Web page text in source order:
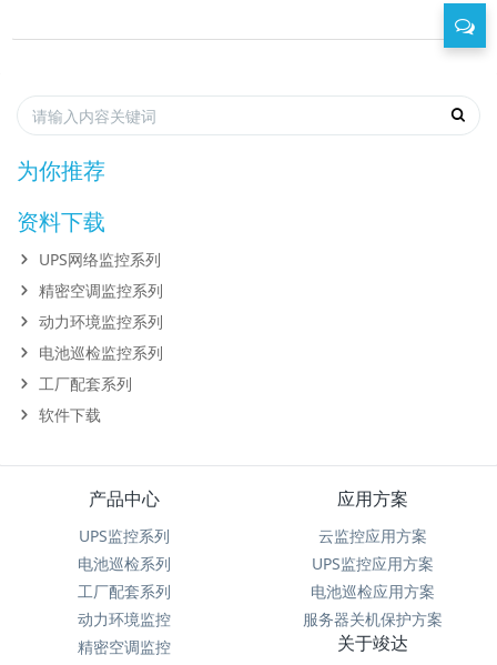
为你推荐
资料下载
UPS网络监控系列
精密空调监控系列
动力环境监控系列
电池巡检监控系列
工厂配套系列
软件下载
产品中心
UPS监控系列
电池巡检系列
工厂配套系列
动力环境监控
精密空调监控
应用方案
云监控应用方案
UPS监控应用方案
电池巡检应用方案
服务器关机保护方案
关于竣达